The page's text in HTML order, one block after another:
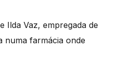
Ilda Vaz, empregada de
numa farmácia onde